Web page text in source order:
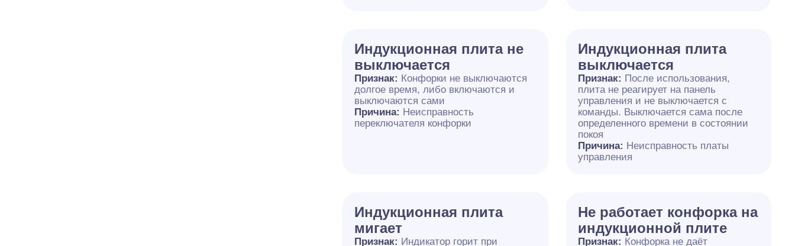
Индукционная плита не
выключается
Признак: Конфорки не выключаются
долгое время, либо включаются и
выключаются сами
Причина: Неисправность
переключателя конфорки
Индукционная плита
выключается
Признак: После использования,
плита не реагирует на панель
управления и не выключается с
команды. Выключается сама после
определенного времени в состоянии
покоя
Причина: Неисправность платы
управления
Индукционная плита
мигает
Признак: Индикатор горит при
Не работает конфорка на
индукционной плите
Признак: Конфорка не даёт